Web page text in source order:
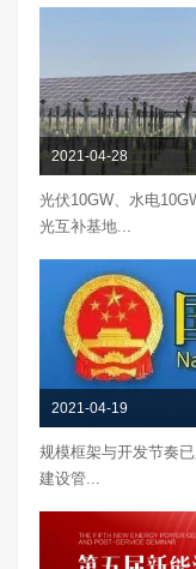
2021-04-28
光伏10GW、水电
光互补基地...
2021-04-19
规模框架与开发节奏
建设管...